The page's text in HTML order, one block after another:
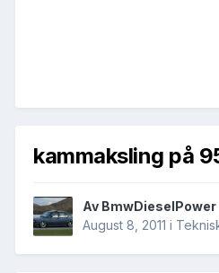
kammaksling på
Av BmwDieselPower
August 8, 2011 i